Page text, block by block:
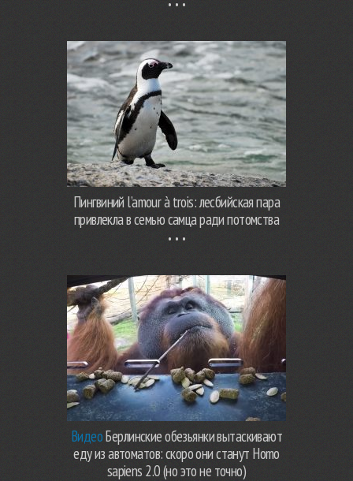
Пингвиний l’amour à trois: лесбийская пара
привлекла в семью самца ради потомства
ВидеоБерлинские обезьянки вытаскивают
еду из автоматов: скоро они станут Homo
sapiens 2.0 (но это не точно)